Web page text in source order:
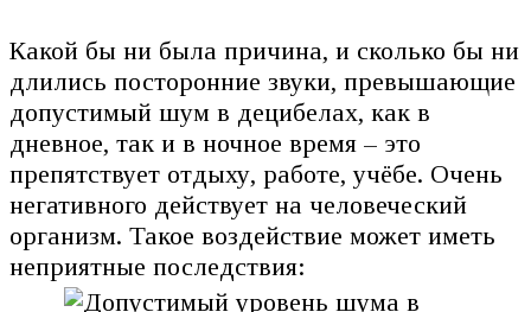
Какой бы ни была причина, и сколько бы ни
длились посторонние звуки, превышающие
допустимый шум в децибелах, как в
дневное, так и в ночное время – это
препятствует отдыху, работе, учёбе. Очень
негативного действует на человеческий
организм. Такое воздействие может иметь
неприятные последствия: